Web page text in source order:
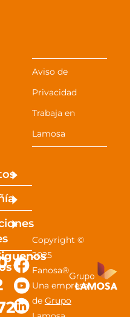
Copyright ©
2025
Fanosa®
Una empresa
de Grupo
Aviso de
Privacidad
Trabaja en
Lamosa